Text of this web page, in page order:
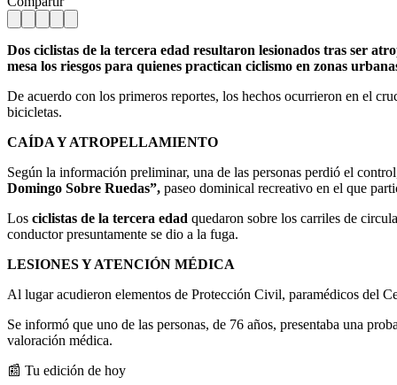
Dos ciclistas de la tercera edad resultaron lesionados tras ser
mesa los riesgos para quienes practican ciclismo en zonas
De acuerdo con los primeros reportes, los hechos ocurrieron en el
bicicletas.
CAÍDA Y ATROPELLAMIENTO
Según la información preliminar, una de las personas perdió el
Domingo Sobre Ruedas”, paseo dominical recreativo en el que
Los ciclistas de la tercera edad quedaron sobre los carriles de
conductor presuntamente se dio a la fuga.
LESIONES Y ATENCIÓN MÉDICA
Al lugar acudieron elementos de Protección Civil, paramédicos del
Se informó que uno de las personas, de 76 años, presentaba una
valoración médica.
📰 Tu edición de hoy